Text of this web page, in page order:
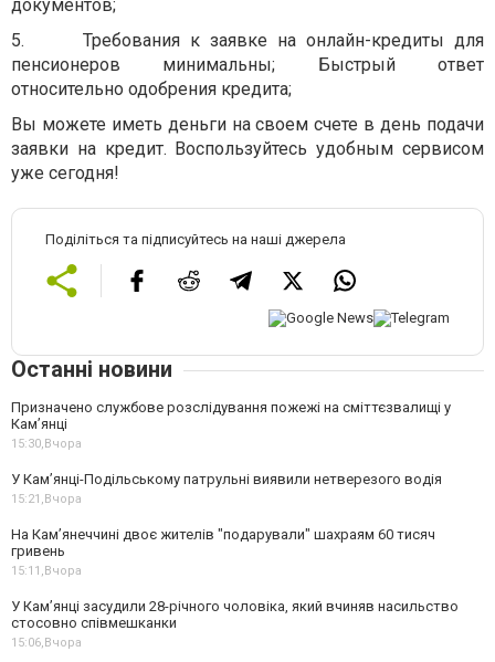
документов;
5.Требования к заявке на онлайн-кредиты для
пенсионеров минимальны; Быстрый ответ
относительно одобрения кредита;
Вы можете иметь деньги на своем счете в день подачи
заявки на кредит. Воспользуйтесь удобным сервисом
уже сегодня!
Поділіться та підписуйтесь на наші джерела
Останні новини
Призначено службове розслідування пожежі на сміттєзвалищі у
Кам’янці
15:30,Вчора
У Кам’янці-Подільському патрульні виявили нетверезого водія
15:21,Вчора
На Камʼянеччині двоє жителів "подарували" шахраям 60 тисяч
гривень
15:11,Вчора
У Камʼянці засудили 28-річного чоловіка, який вчиняв насильство
стосовно співмешканки
15:06,Вчора